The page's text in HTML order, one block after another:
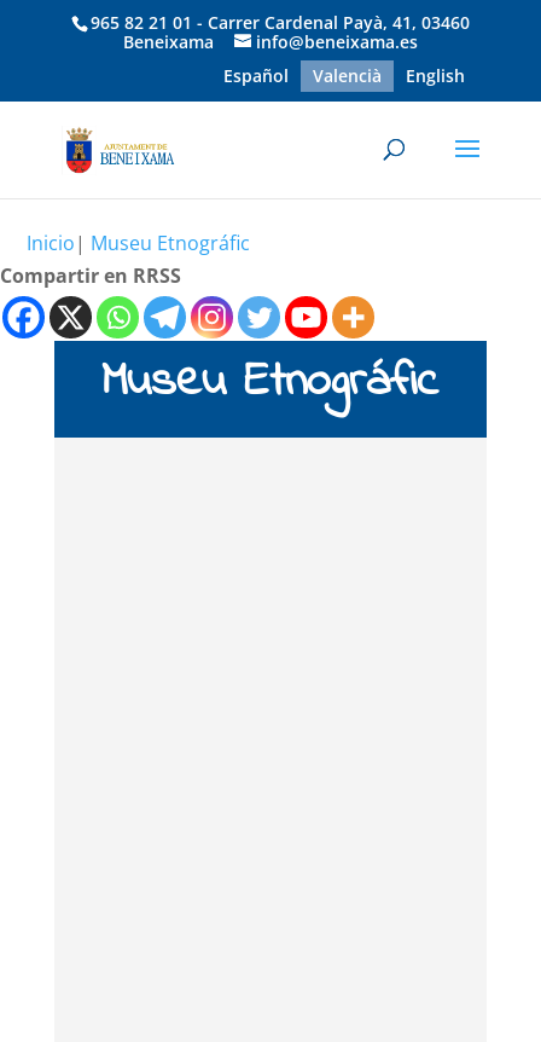
965 82 21 01 - Carrer Cardenal Payà, 41, 03460
Beneixama
info@beneixama.es
Español
Valencià English
Inicio| Museu Etnográfic
Compartir en RRSS
Museu Etnográfic